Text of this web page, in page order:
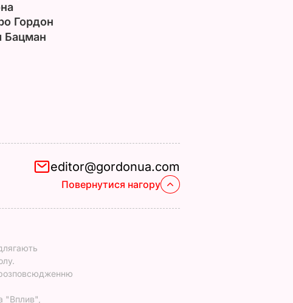
Гордон
Бацман
editor@gordonua.com
Повернутися нагору
"Вплив",